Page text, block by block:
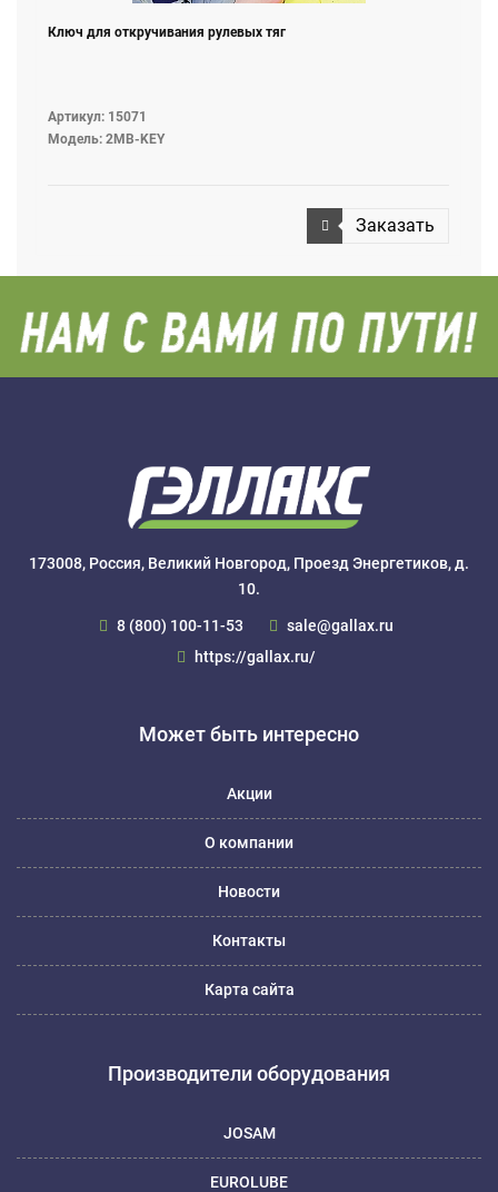
Ключ для откручивания рулевых тяг
Артикул: 15071
Модель: 2MB-KEY
Заказать
173008, Россия, Великий Новгород, Проезд Энергетиков, д.
10.
8 (800) 100-11-53
sale@gallax.ru
https://gallax.ru/
Может быть интересно
Акции
О компании
Новости
Контакты
Карта сайта
Производители оборудования
JOSAM
EUROLUBE